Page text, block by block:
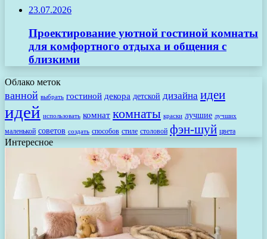
23.07.2026
Проектирование уютной гостиной комнаты
для комфортного отдыха и общения с
близкими
Облако меток
ванной выбрать гостиной декора детской дизайна идеи
идей использовать комнат комнаты краски лучшие лучших
маленькой советов создать способов стиле столовой фэн-шуй цвета
Интересное